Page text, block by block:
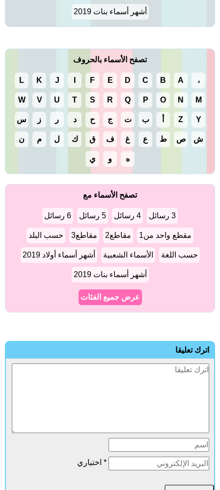
أشهر أسماء بنات 2019
تصفح الأسماء بالحروف
، A
B
C
D
E
F
J
K
L
M
N
O
P
Q
R
S
T
U
V
W
Y
Z ب ت ج ح د ر ز س
ش ص ط ع غ ف ق ك ل م ن
ه و ي
تصفح الأسماء مع
3 رسائل 4 رسائل 5 رسائل 6 رسائل
مقطع واحد من1 مقاطع2 مقاطع3 حسب البلد
حسب اللغة الأسماء الشعبية أشهر أسماء أولاد 2019
أشهر أسماء بنات 2019
عرض جميع الفئات
اترك تعليقا
* اختياري